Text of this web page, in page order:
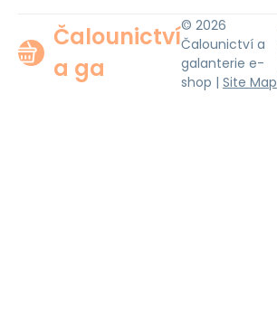
Čalounictví
a ga
© 2026
Čalounictví a
galanterie e-
shop | Site Map